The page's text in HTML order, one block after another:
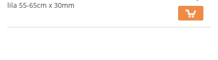
lila 55-65cm x 30mm